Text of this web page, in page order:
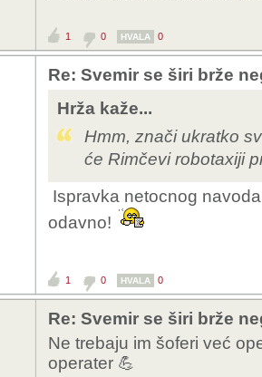
1 0 HVALA 0
Re: Svemir se širi brže
Hrža kaže...
Hmm, znači ukratko
će Rimčevi robotaxiji
Ispravka netocnog
odavno!
1 0 HVALA 0
Re: Svemir se širi brže
Ne trebaju im šoferi već
operater 💪